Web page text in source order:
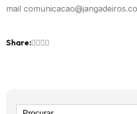
mail
Share: